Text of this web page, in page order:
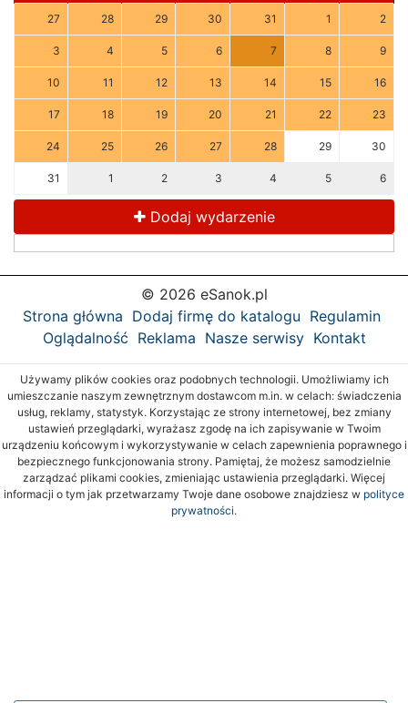
27 28 29 30 31 1 2
3 4 5 6 7 8 9
10 11 12 13 14 15 16
17 18 19 20 21 22 23
24 25 26 27 28 29 30
31 1 2 3 4 5 6
Dodaj wydarzenie
© 2026 eSanok.pl
Strona główna Dodaj firmę do katalogu Regulamin
Oglądalność Reklama Nasze serwisy Kontakt
Używamy plików cookies oraz podobnych technologii. Umożliwiamy ich
umieszczanie naszym zewnętrznym dostawcom m.in. w celach: świadczenia
usług, reklamy, statystyk. Korzystając ze strony internetowej, bez zmiany
ustawień przeglądarki, wyrażasz zgodę na ich zapisywanie w Twoim
urządzeniu końcowym i wykorzystywanie w celach zapewnienia poprawnego i
bezpiecznego funkcjonowania strony. Pamiętaj, że możesz samodzielnie
zarządzać plikami cookies, zmieniając ustawienia przeglądarki. Więcej
informacji o tym jak przetwarzamy Twoje dane osobowe znajdziesz w polityce
prywatności.